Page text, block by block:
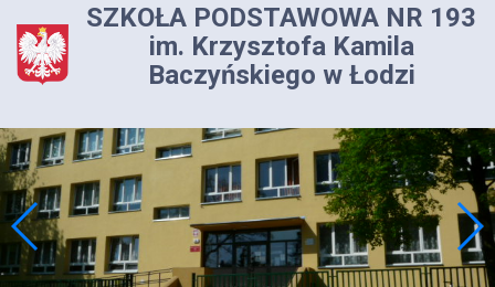
SZKOŁA PODSTAWOWA NR 193
im. Krzysztofa Kamila
Baczyńskiego w Łodzi